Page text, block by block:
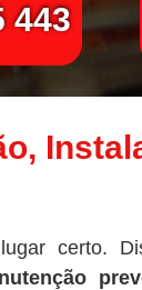
443
certo.